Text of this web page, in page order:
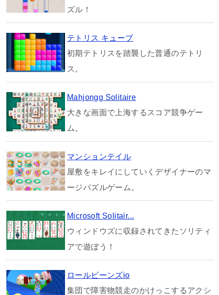
ズル！
テトリス キューブ
初期テトリスを踏襲した普通のテトリ
ス。
Mahjongg Solitaire
大きな画面で上海するスコア競争ゲー
ム。
マンションテイル
屋敷をキレイにしていくデザイナーのマ
ージパズルゲーム。
Microsoft Solitair...
ウィンドウズに収録されてきたソリティ
アで遊ぼう！
ロールビーンズio
集団で障害物競走のかけっこするアクシ